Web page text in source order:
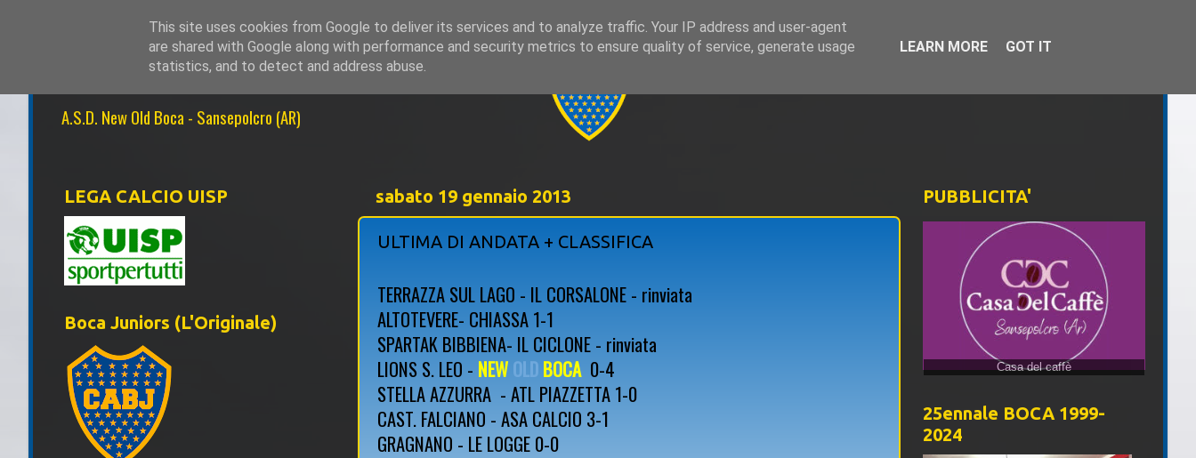
NEW OLD BOCA 1999
A.S.D. New Old Boca - Sansepolcro (AR)
sabato 19 gennaio 2013
ULTIMA DI ANDATA + CLASSIFICA
TERRAZZA SUL LAGO - IL CORSALONE - rinviata
ALTOTEVERE- CHIASSA 1-1
SPARTAK BIBBIENA- IL CICLONE - rinviata
LIONS S. LEO - NEW OLD BOCA 0-4
STELLA AZZURRA - ATL PIAZZETTA 1-0
CAST. FALCIANO - ASA CALCIO 3-1
GRAGNANO - LE LOGGE 0-0
LEGA CALCIO UISP
Boca Juniors (L'Originale)
PUBBLICITA'
25ennale BOCA 1999-
2024
This site uses cookies from Google to deliver its services and to analyze traffic. Your IP address and user-agent
are shared with Google along with performance and security metrics to ensure quality of service, generate usage
statistics, and to detect and address abuse.
LEARN MORE GOT IT